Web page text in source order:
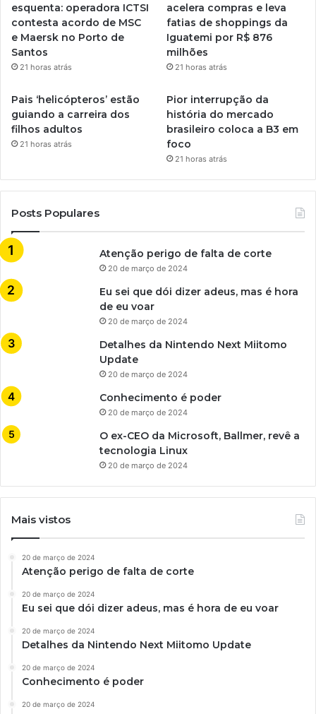
esquenta: operadora ICTSI
contesta acordo de MSC
e Maersk no Porto de
Santos
21 horas atrás
acelera compras e leva
fatias de shoppings da
Iguatemi por R$ 876
milhões
21 horas atrás
Pais ‘helicópteros’ estão
guiando a carreira dos
filhos adultos
21 horas atrás
Pior interrupção da
história do mercado
brasileiro coloca a B3 em
foco
21 horas atrás
Posts Populares
Atenção perigo de falta de corte
20 de março de 2024
Eu sei que dói dizer adeus, mas é hora
de eu voar
20 de março de 2024
Detalhes da Nintendo Next Miitomo
Update
20 de março de 2024
Conhecimento é poder
20 de março de 2024
O ex-CEO da Microsoft, Ballmer, revê a
tecnologia Linux
20 de março de 2024
Mais vistos
20 de março de 2024
Atenção perigo de falta de corte
20 de março de 2024
Eu sei que dói dizer adeus, mas é hora de eu voar
20 de março de 2024
Detalhes da Nintendo Next Miitomo Update
20 de março de 2024
Conhecimento é poder
20 de março de 2024